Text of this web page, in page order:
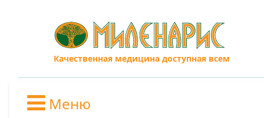
Качественная медицина доступная всем
Меню